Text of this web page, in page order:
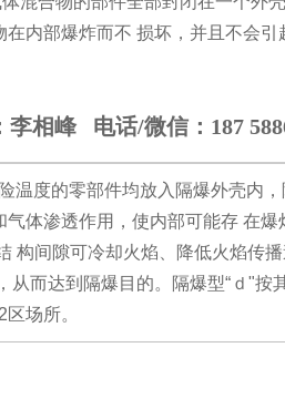
在内部爆炸而不 损坏，并且不会引
相峰 电话/微信：187
温度的零部件均放入隔爆外壳内
体渗透作用，使内部可能存 在爆
构间隙可冷却火焰、降低火焰传
从而达到隔爆目的。 隔爆型“ ｄ "按
2区场所。